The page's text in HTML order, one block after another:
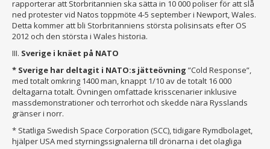
rapporterar att Storbritannien ska sätta in 10 000 poliser för att slå
ned protester vid Natos toppmöte 4-5 september i Newport, Wales.
Detta kommer att bli Storbritanniens största polisinsats efter OS
2012 och den största i Wales historia.
III. Sverige i knäet på NATO
* Sverige har deltagit i NATO:s jätteövning ”Cold Response”,
med totalt omkring 1400 man, knappt 1/10 av de totalt 16 000
deltagarna totalt. Övningen omfattade krisscenarier inklusive
massdemonstrationer och terrorhot och skedde nära Rysslands
gränser i norr.
* Statliga Swedish Space Corporation (SCC), tidigare Rymdbolaget,
hjälper USA med styrningssignalerna till drönarna i det olagliga